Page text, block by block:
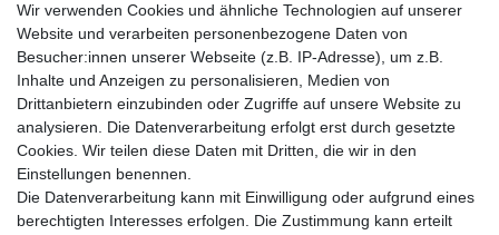
Wir verwenden Cookies und ähnliche Technologien auf unserer
Website und verarbeiten personenbezogene Daten von
Besucher:innen unserer Webseite (z.B. IP-Adresse), um z.B.
Inhalte und Anzeigen zu personalisieren, Medien von
Drittanbietern einzubinden oder Zugriffe auf unsere Website zu
analysieren. Die Datenverarbeitung erfolgt erst durch gesetzte
Cookies. Wir teilen diese Daten mit Dritten, die wir in den
Einstellungen benennen.
Die Datenverarbeitung kann mit Einwilligung oder aufgrund eines
berechtigten Interesses erfolgen. Die Zustimmung kann erteilt